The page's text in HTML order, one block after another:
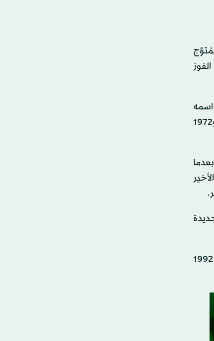
الفوز
اسمه
بالبدايات الذهبية للبطولة منذ انطلاقها عام 1970، بعدما فرض هيمنته على النسخ الأولى وحقَّق ألقابه الـ10 أعوام 1970 و1972
الأخير
وفي المجموعة الثانية، جاء منتخب الإمارات، بطل نسختَي 2007 و2013، إلى جانب قطر المُتوَّجة بالبطولة 3 مرات أعوام 1992